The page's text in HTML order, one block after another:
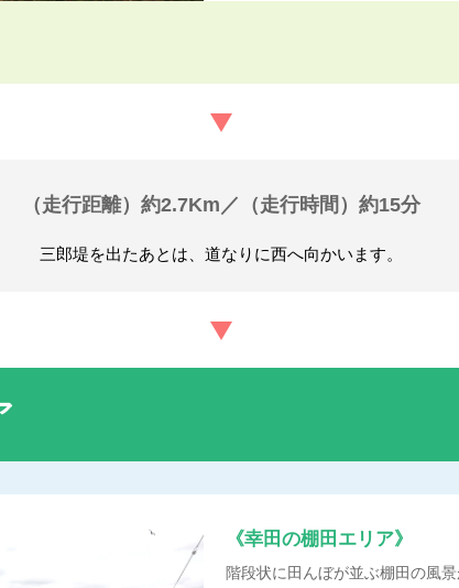
（走行距離）約2.7Km／（走行時間）約15分
三郎堤を出たあとは、道なりに西へ向かいます。
《幸田の棚田エリア》
階段状に田んぼが並ぶ棚田の風